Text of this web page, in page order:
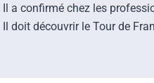
Il a confirmé chez les
Il doit découvrir le Tour de